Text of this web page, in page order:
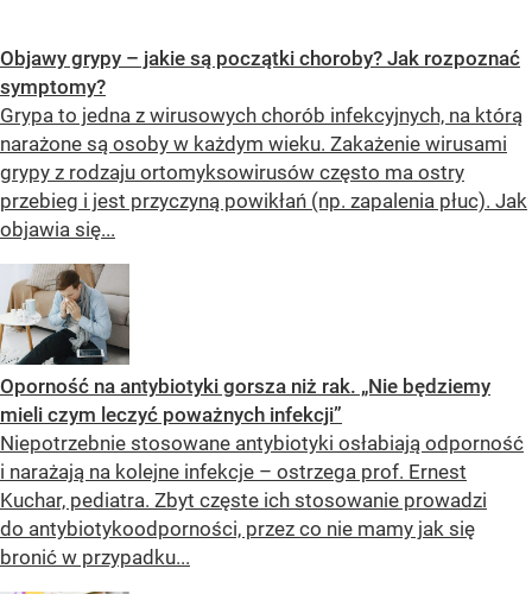
Objawy grypy – jakie są początki choroby? Jak rozpoznać
symptomy?
Grypa to jedna z wirusowych chorób infekcyjnych, na którą
narażone są osoby w każdym wieku. Zakażenie wirusami
grypy z rodzaju ortomyksowirusów często ma ostry
przebieg i jest przyczyną powikłań (np. zapalenia płuc). Jak
objawia się...
Oporność na antybiotyki gorsza niż rak. „Nie będziemy
mieli czym leczyć poważnych infekcji”
Niepotrzebnie stosowane antybiotyki osłabiają odporność
i narażają na kolejne infekcje – ostrzega prof. Ernest
Kuchar, pediatra. Zbyt częste ich stosowanie prowadzi
do antybiotykoodporności, przez co nie mamy jak się
bronić w przypadku...